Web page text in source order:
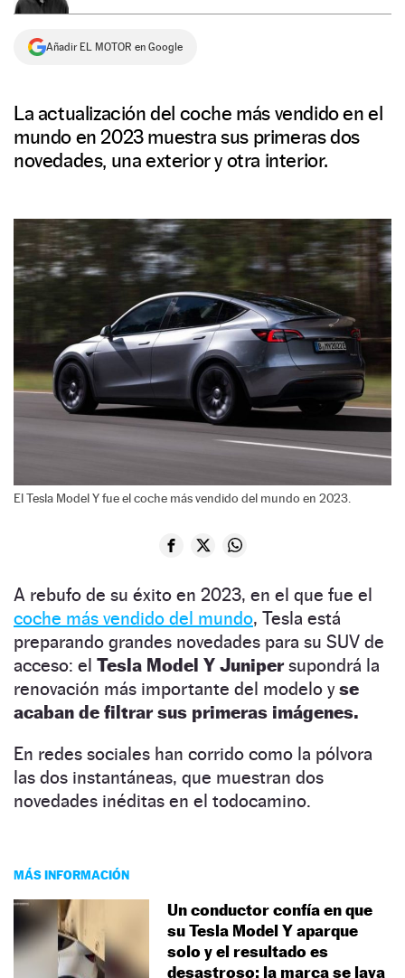
Añadir EL MOTOR en Google
La actualización del coche más vendido en el
mundo en 2023 muestra sus primeras dos
novedades, una exterior y otra interior.
El Tesla Model Y fue el coche más vendido del mundo en 2023.
A rebufo de su éxito en 2023, en el que fue el
coche más vendido del mundo, Tesla está
preparando grandes novedades para su SUV de
acceso: el Tesla Model Y Junipersupondrá la
renovación más importante del modelo yse
acaban de filtrar sus primeras imágenes.
En redes sociales han corrido como la pólvora
las dos instantáneas, que muestran dos
novedades inéditas en el todocamino.
MÁS INFORMACIÓN
Un conductor confía en que
su Tesla Model Y aparque
solo y el resultado es
desastroso: la marca se lava